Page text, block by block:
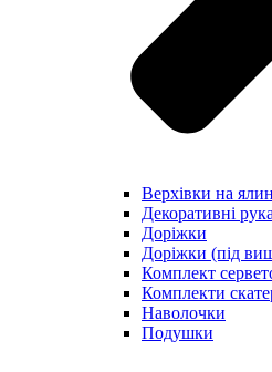
Верхівки на
Декоративні
Доріжки
Доріжки (під
Комплект
Комплекти
Наволочки
Подушки